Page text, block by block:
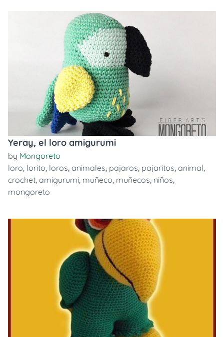
Yeray, el loro amigurumi
by Mongoreto
loro, lorito, loros, animales, pajaros, pajaritos, animal,
crochet, amigurumi, muñeco, muñecos, niños,
mongoreto